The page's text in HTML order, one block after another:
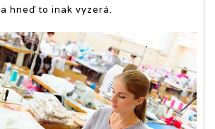
a hneď to inak vyzerá.